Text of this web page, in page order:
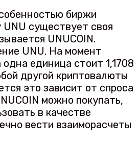
биржи
UNU существует своя
UNUCOIN.
UNU. На момент
одна единица стоит 1,1708
другой криптовалюты
это зависит от спроса
можно покупать,
в качестве
вести взаиморасчеты